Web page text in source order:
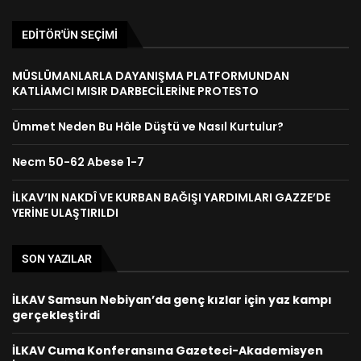
EDITÖR'ÜN SEÇIMI
MÜSLÜMANLARLA DAYANIŞMA PLATFORMUNDAN
KATLİAMCI MISIR DARBECİLERİNE PROTESTO
Ümmet Neden Bu Hâle Düştü ve Nasıl Kurtulur?
Necm 50-62 Abese 1-7
İLKAV’IN NAKDÎ VE KURBAN BAĞIŞI YARDIMLARI GAZZE’DE
YERİNE ULAŞTIRILDI
SON YAZILAR
İLKAV Samsun Nebiyan’da genç kızlar için yaz kampı
gerçekleştirdi
İLKAV Cuma Konferansına Gazeteci-Akademisyen